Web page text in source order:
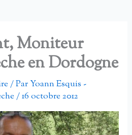
Moniteur
en Dordogne
/ ParYoann Esquis -
/16 octobre 2012